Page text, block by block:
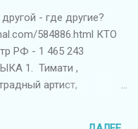
- где другие?
584886.html КТО
РФ - 1 465 243
1. Тимати ,
артист,
певец - 330 042